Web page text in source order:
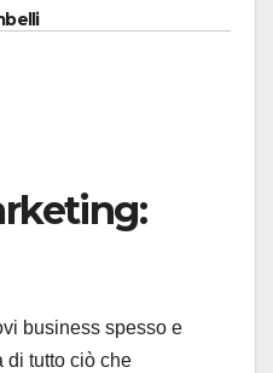
business spesso e
di tutto ciò che